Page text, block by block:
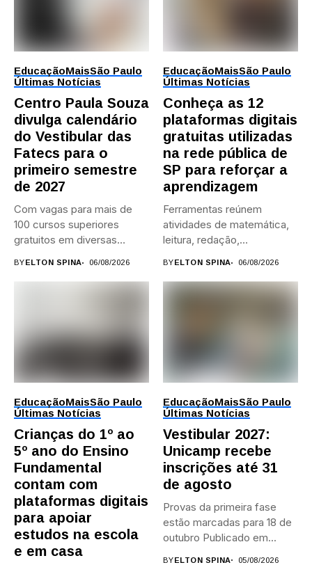
EducaçãoMaisSão Paulo
Últimas Notícias
Centro Paula Souza
divulga calendário
do Vestibular das
Fatecs para o
primeiro semestre
de 2027
Com vagas para mais de
100 cursos superiores
gratuitos em diversas
BY ELTON SPINA 06/08/2026
EducaçãoMaisSão Paulo
Últimas Notícias
Conheça as 12
plataformas digitais
gratuitas utilizadas
na rede pública de
SP para reforçar a
aprendizagem
Ferramentas reúnem
atividades de matemática,
leitura, redação,
BY ELTON SPINA 06/08/2026
EducaçãoMaisSão Paulo
Últimas Notícias
Crianças do 1º ao
5º ano do Ensino
Fundamental
contam com
plataformas digitais
para apoiar
estudos na escola
e em casa
EducaçãoMaisSão Paulo
Últimas Notícias
Vestibular 2027:
Unicamp recebe
inscrições até 31
de agosto
Provas da primeira fase
estão marcadas para 18 de
outubro Publicado em...
BYELTON SPINA 05/08/2026